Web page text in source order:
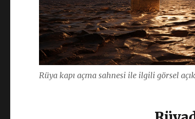
Rüya kapı açma sahnesi ile ilgili görsel